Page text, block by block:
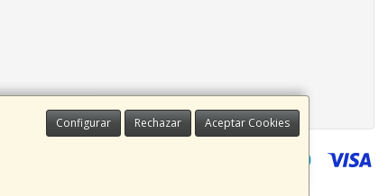
Configurar Rechazar Aceptar Cookies